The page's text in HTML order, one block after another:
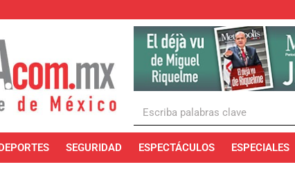
SEGURIDAD ESPECTÁCULOS ESPECIALES